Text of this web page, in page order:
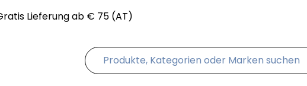
Lieferung ab € 75 (AT)